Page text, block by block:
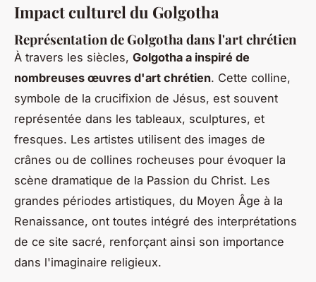
Impact culturel du Golgotha
Représentation de Golgotha dans l'art chrétien
À travers les siècles, Golgotha a inspiré de
nombreuses œuvres d'art chrétien. Cette colline,
symbole de la crucifixion de Jésus, est souvent
représentée dans les tableaux, sculptures, et
fresques. Les artistes utilisent des images de
crânes ou de collines rocheuses pour évoquer la
scène dramatique de la Passion du Christ. Les
grandes périodes artistiques, du Moyen Âge à la
Renaissance, ont toutes intégré des interprétations
de ce site sacré, renforçant ainsi son importance
dans l'imaginaire religieux.